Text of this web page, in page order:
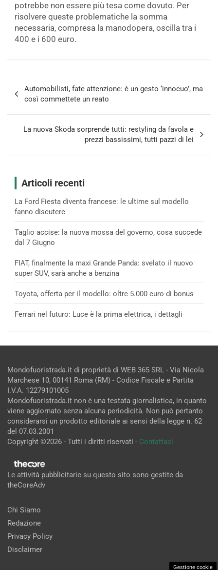
potrebbe non essere più tesa come dovuto. Per
risolvere queste problematiche la somma
necessaria, compresa la manodopera, oscilla tra i
400 e i 600 euro.
articoli
Automobilisti, fate attenzione: è un gesto ‘innocuo’, ma
così commettete un reato
La nuova Skoda sorprende tutti: restyling da favola e
prezzi bassissimi, tutti pazzi di lei
Articoli recenti
La Ford Fiesta diventa francese: le ultime sul modello
fanno discutere
Taglio accise: la nuova mossa del governo, cosa succede
dal 7 Giugno
FIAT, finalmente la maxi Grande Panda: svelato il nuovo
super SUV, sarà anche a benzina
Toyota, offerta per il modello: oltre 5.000 euro di bonus
Ferrari nel futuro: Luce è la prima elettrica, i dettagli
Mondofuoristrada.it di proprietà di WEB 365 SRL - Via Nicola
Marchese 10, 00141 Roma (RM) - Codice Fiscale e Partita
I.V.A. 12279101005
Mondofuoristrada.it non è una testata giornalistica, in quanto
viene aggiornato senza alcuna periodicità. Non può pertanto
considerarsi un prodotto editoriale ai sensi della legge n. 62
del 07.03.2001
Copyright ©2026 - Tutti i diritti riservati - Contattaci
Le attività pubblicitarie su questo sito sono gestite da
theCoreAdv
Chi Siamo
Redazione
Privacy Policy
Disclaimer
Gestione cookie